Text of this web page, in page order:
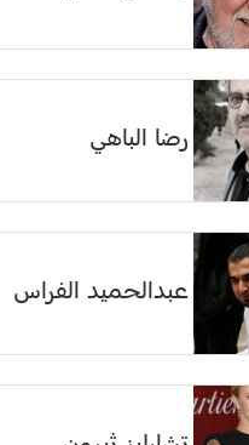
رضا الباهي
عبدالحميد الفراس